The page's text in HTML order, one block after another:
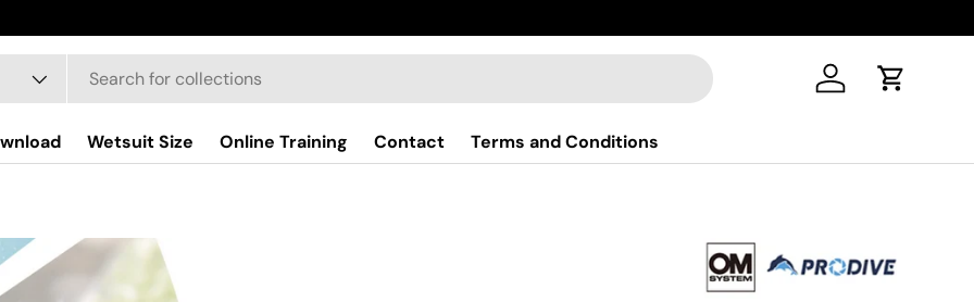
Log in Cart
Wetsuit Size Online Training Contact Terms and Conditions